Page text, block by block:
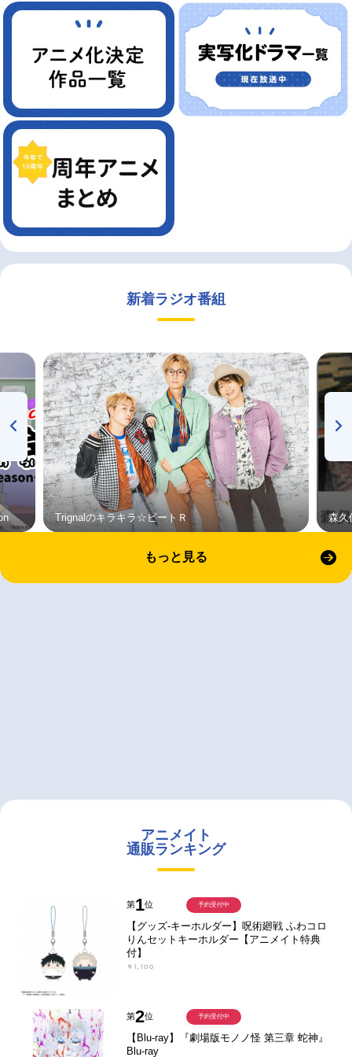
新着ラジオ番組
Trignalのキラキラ☆ビートＲ 森久
もっと見る
アニメイト
通販ランキング
第1位
【グッズ-キーホルダー】呪術廻戦 ふわコロ
りんセットキーホルダー【アニメイト特典
付】
￥1,100
予約受付中
第2位
【Blu-ray】『劇場版モノノ怪 第三章 蛇神』
Blu-ray
予約受付中